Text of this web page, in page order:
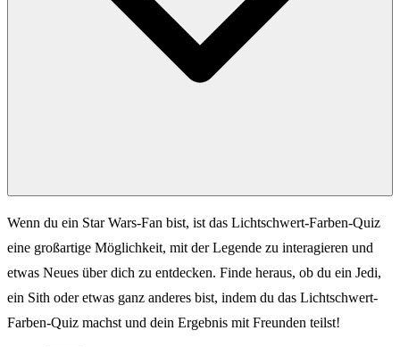
Wenn du ein Star Wars-Fan bist, ist das Lichtschwert-Farben-Quiz
eine großartige Möglichkeit, mit der Legende zu interagieren und
etwas Neues über dich zu entdecken. Finde heraus, ob du ein Jedi,
ein Sith oder etwas ganz anderes bist, indem du das Lichtschwert-
Farben-Quiz machst und dein Ergebnis mit Freunden teilst!